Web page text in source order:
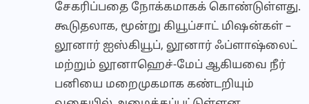
சேகரிப்பதை நோக்கமாகக் கொண்டுள்ளது.
கூடுதலாக, மூன்று கியூப்சாட் மிஷன்கள் –
லூனார் ஐஸ்கியூப், லூனார் ஃப்ளாஷ்லைட்
மற்றும் லூனாஹெச்-மேப் ஆகியவை நீர்
பனியை மறைமுகமாக கண்டறியும்